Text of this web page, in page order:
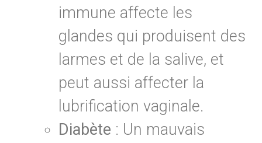
immune affecte les
glandes qui produisent des
larmes et de la salive, et
peut aussi affecter la
lubrification vaginale.
Diabète : Un mauvais